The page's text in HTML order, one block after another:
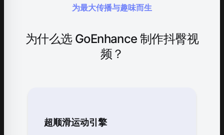
为最大传播与趣味而生
为什么选 GoEnhance 制作抖臀视
频？
超顺滑运动引擎